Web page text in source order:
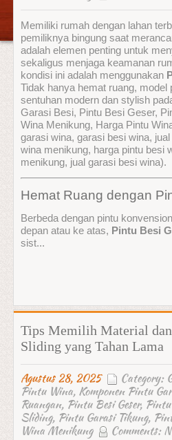
Memiliki rumah dengan lahan
pemiliknya bingung saat
adalah elemen penting untuk
sekaligus menjaga keamanan
kondisi ini adalah menggunakan
Tidak hanya hemat ruang, model
sentuhan modern dan stylish
Garasi Besi, Pintu Besi Geser,
Wina Menikung, Harga Pintu
garasi wina, garasi besi wina,
wina menikung, harga pintu besi
menikung, jual garasi besi wina).
Hemat Ruang dengan
Berbeda dengan pintu
depan atau ke atas, Pintu Besi
sist...
Tips Memilih Material
Sliding yang Tahan Lama
Agustus 28, 2025 Category:
Pintu Wina, Komponen Pintu
Ruangan, Pintu Besi Geser, Pintu
Sliding, Pintu Garasi Tikung,
Wina Menikung
Comments: